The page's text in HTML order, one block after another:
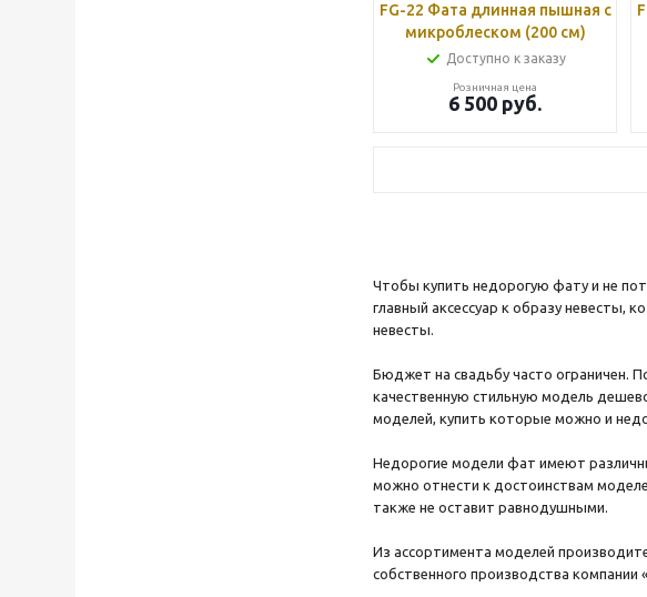
FG-22 Фата длинная пышная с
микроблеском (200 см)
Доступно к заказу
Розничная цена
6 500 руб.
Чтобы купить недорогую фату и не
главный аксессуар к образу невесты,
невесты.
Бюджет на свадьбу часто ограничен.
качественную стильную модель
моделей, купить которые можно и
Недорогие модели фат имеют
можно отнести к достоинствам
также не оставит равнодушными.
Из ассортимента моделей
собственного производства